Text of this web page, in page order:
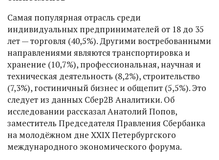
Самая популярная отрасль среди
индивидуальных предпринимателей от 18 до 35
лет — торговля (40,5%). Другими востребованными
направлениями являются транспортировка и
хранение (10,7%), профессиональная, научная и
техническая деятельность (8,2%), строительство
(7,3%), гостиничный бизнес и общепит (5,5%). Это
следует из данных Сбер2B Аналитики. Об
исследовании рассказал Анатолий Попов,
заместитель Председателя Правления Сбербанка
на молодёжном дне XXIX Петербургского
международного экономического форума.